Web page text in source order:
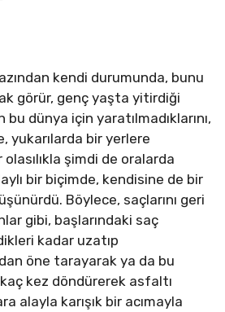
kendi durumunda, bunu
görür, genç yaşta yitirdiği
bu dünya için yaratılmadıklarını,
yukarılarda bir yerlere
olasılıkla şimdi de oralarda
bir biçimde, kendisine de bir
Böylece, saçlarını geri
gibi, başlarındaki saç
kadar uzatıp
öne tarayarak ya da bu
kez döndürerek asfaltı
alayla karışık bir acımayla